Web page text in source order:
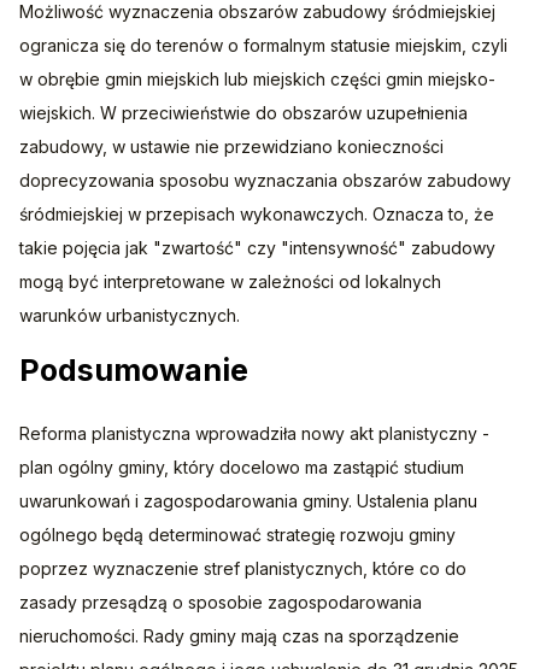
Możliwość wyznaczenia obszarów zabudowy śródmiejskiej
ogranicza się do terenów o formalnym statusie miejskim, czyli
w obrębie gmin miejskich lub miejskich części gmin miejsko-
wiejskich. W przeciwieństwie do obszarów uzupełnienia
zabudowy, w ustawie nie przewidziano konieczności
doprecyzowania sposobu wyznaczania obszarów zabudowy
śródmiejskiej w przepisach wykonawczych. Oznacza to, że
takie pojęcia jak "zwartość" czy "intensywność" zabudowy
mogą być interpretowane w zależności od lokalnych
warunków urbanistycznych.
Podsumowanie
Reforma planistyczna wprowadziła nowy akt planistyczny -
plan ogólny gminy, który docelowo ma zastąpić studium
uwarunkowań i zagospodarowania gminy. Ustalenia planu
ogólnego będą determinować strategię rozwoju gminy
poprzez wyznaczenie stref planistycznych, które co do
zasady przesądzą o sposobie zagospodarowania
nieruchomości. Rady gminy mają czas na sporządzenie